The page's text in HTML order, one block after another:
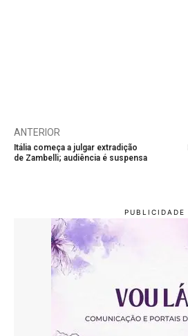
ANTERIOR
Itália começa a julgar extradição
de Zambelli; audiência é suspensa